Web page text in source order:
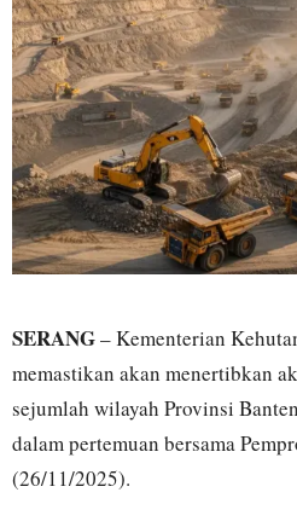
SERANG– Kementerian
memastikan akan menertibkan
sejumlah wilayah Provinsi
dalam pertemuan bersama
(26/11/2025).